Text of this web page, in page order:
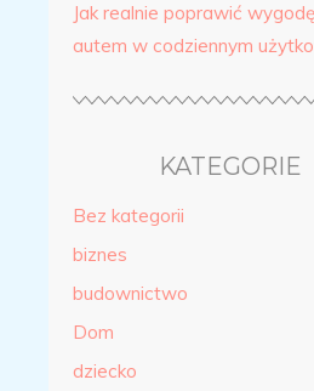
Jak realnie poprawić
autem w codziennym
KATEGORIE
Bez kategorii
biznes
budownictwo
Dom
dziecko